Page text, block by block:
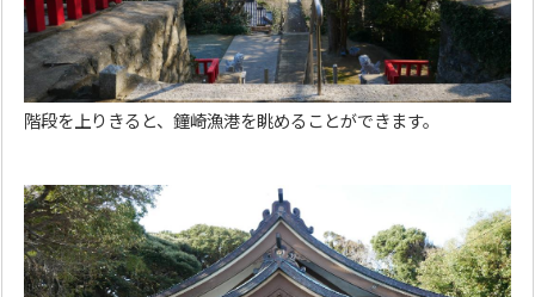
階段を上りきると、鐘崎漁港を眺めることができます。